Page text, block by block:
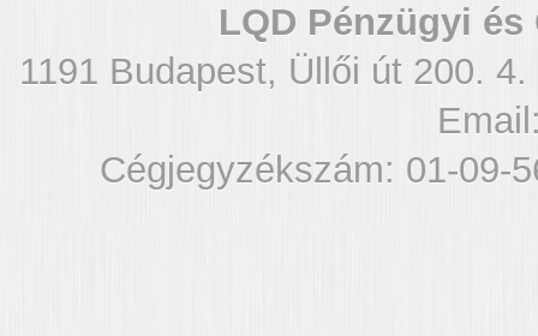
LQD Pénzügyi
1191 Budapest, Üllői út 200.
Cégjegyzékszám: 01-09-